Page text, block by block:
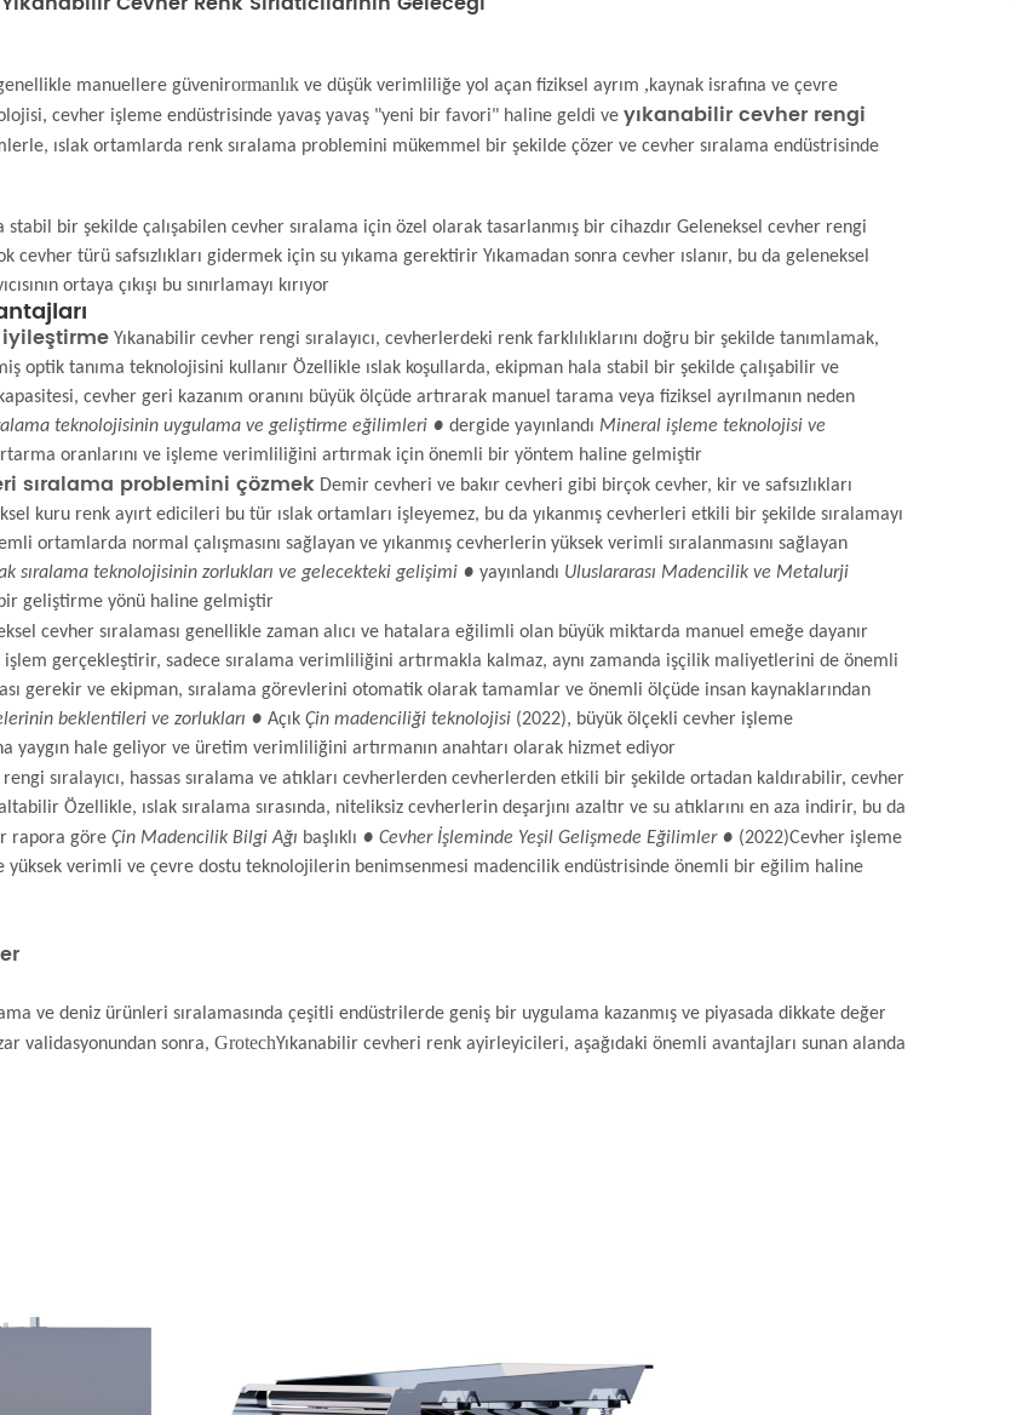
manuellere güvenirormanlık ve düşük verimliliğe yol açan fiziksel ayrım ,kaynak israfına ve çevre
cevher işleme endüstrisinde yavaş yavaş "yeni bir favori" haline geldi ve yıkanabilircevher rengi
ıslak ortamlarda renk sıralama problemini mükemmel bir şekilde çözer ve cevher sıralama endüstrisinde
stabil bir şekilde çalışabilen cevher sıralama için özel olarak tasarlanmış bir cihazdır Geleneksel cevher rengi
türü safsızlıkları gidermek için su yıkama gerektirir Yıkamadan sonra cevher ıslanır, bu da geleneksel
ortaya çıkışı bu sınırlamayı kırıyor
iyileştirme Yıkanabilir cevher rengi sıralayıcı, cevherlerdeki renk farklılıklarını doğru bir şekilde tanımlamak,
optik tanıma teknolojisini kullanır Özellikle ıslak koşullarda, ekipman hala stabil bir şekilde çalışabilir ve
cevher geri kazanım oranını büyük ölçüde artırarak manuel tarama veya fiziksel ayrılmanın neden
teknolojisinin uygulama ve geliştirme eğilimleri ● dergide yayınlandı Mineral işleme teknolojisi ve
oranlarını ve işleme verimliliğini artırmak için önemli bir yöntem haline gelmiştir
sıralama problemini çözmek Demir cevheri ve bakır cevheri gibi birçok cevher, kir ve safsızlıkları
kuru renk ayırt edicileri bu tür ıslak ortamları işleyemez, bu da yıkanmış cevherleri etkili bir şekilde sıralamayı
ortamlarda normal çalışmasını sağlayan ve yıkanmış cevherlerin yüksek verimli sıralanmasını sağlayan
sıralama teknolojisinin zorlukları ve gelecekteki gelişimi ● yayınlandı Uluslararası Madencilik ve Metalurji
geliştirme yönü haline gelmiştir
cevher sıralaması genellikle zaman alıcı ve hatalara eğilimli olan büyük miktarda manuel emeğe dayanır
işlem gerçekleştirir, sadece sıralama verimliliğini artırmakla kalmaz, aynı zamanda işçilik maliyetlerini de önemli
gerekir ve ekipman, sıralama görevlerini otomatik olarak tamamlar ve önemli ölçüde insan kaynaklarından
beklentileri ve zorlukları ● Açık Çin madenciliği teknolojisi (2022), büyük ölçekli cevher işleme
yaygın hale geliyor ve üretim verimliliğini artırmanın anahtarı olarak hizmet ediyor
sıralayıcı, hassas sıralama ve atıkları cevherlerden cevherlerden etkili bir şekilde ortadan kaldırabilir, cevher
Özellikle, ıslak sıralama sırasında, niteliksiz cevherlerin deşarjını azaltır ve su atıklarını en aza indirir, bu da
rapora göre Çin Madencilik Bilgi Ağı başlıklı ● Cevher İşleminde Yeşil Gelişmede Eğilimler ● (2022)Cevher işleme
verimli ve çevre dostu teknolojilerin benimsenmesi madencilik endüstrisinde önemli bir eğilim haline
ve deniz ürünleri sıralamasında çeşitli endüstrilerde geniş bir uygulama kazanmış ve piyasada dikkate değer
validasyonundan sonra, GrotechYıkanabilir cevheri renk ayirleyicileri, aşağıdaki önemli avantajları sunan alanda